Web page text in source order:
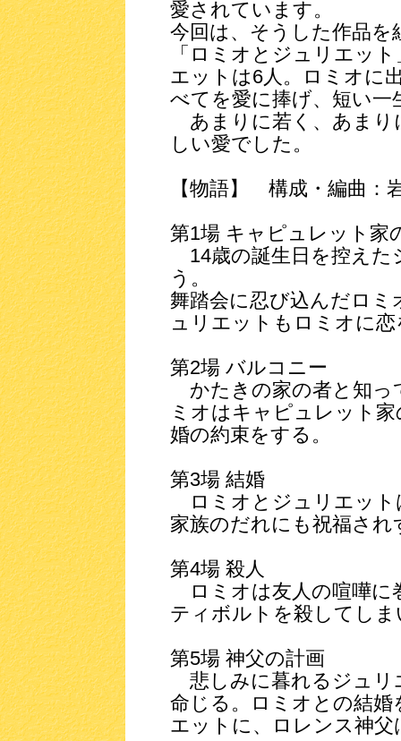
愛されています。
今回は、そうした作品
「ロミオとジュリエッ
エットは6人。ロミオに
べてを愛に捧げ、短い
あまりに若く、あまり
しい愛でした。
【物語】 構成・編曲：
第1場 キャピュレット家
14歳の誕生日を控えた
う。
舞踏会に忍び込んだロ
ュリエットもロミオに
第2場 バルコニー
かたきの家の者と知っ
ミオはキャピュレット
婚の約束をする。
第3場 結婚
ロミオとジュリエット
家族のだれにも祝福さ
第4場 殺人
ロミオは友人の喧嘩に
ティボルトを殺してし
第5場 神父の計画
悲しみに暮れるジュリ
命じる。ロミオとの結
エットに、ロレンス神